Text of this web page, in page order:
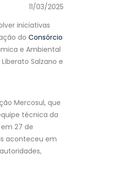
11/03/2025
iniciativas
do Consórcio
e Ambiental
Salzano e
Mercosul, que
técnica da
27 de
aconteceu em